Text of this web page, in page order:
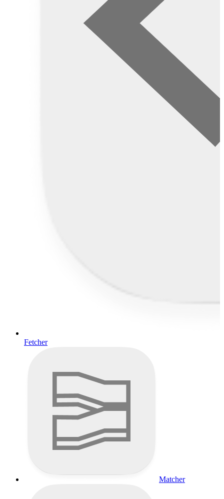
Fetcher
Matcher